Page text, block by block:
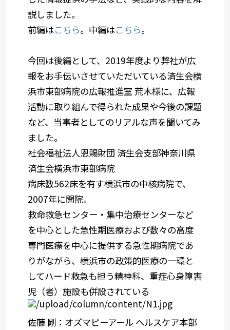
説しました。
前編はこちら。中編はこちら。
今回は後編として、2019年度より弊社が広
報をお手伝いさせていただいている済生会横
浜市東部病院の広報推進室 荒木様に、広報
活動に取り組んで得られた成果や今後の課題
など、当事者としてのリアルな声を聞いてみ
ました。
社会福祉法人恩賜財団 済生会支部神奈川県
済生会横浜市東部病院
病床数562床を有す横浜市の中核病院で、
2007年に開院。
救命救急センター・集中治療センターなど
を中心とした急性期医療および数々の高度
専門医療を中心に提供する急性期病院であ
りがながら、横浜市の政策的医療の一環と
してハード救急も担う精神科、重症心身障害
児（者）施設も併設されている
佐藤 剛：オズマピーアール ヘルスケア本部